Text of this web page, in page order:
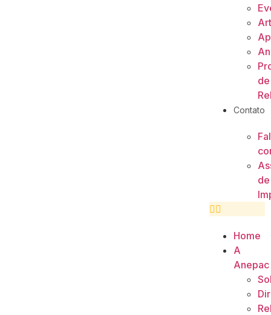
de
Contato
de
Home
A
Anepac